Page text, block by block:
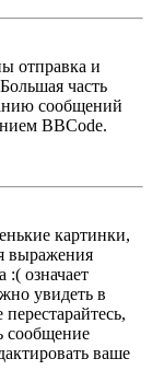
отправка и
часть
сообщений
BBCode.
картинки,
выражения
:( означает
увидеть в
сообщение
ваше